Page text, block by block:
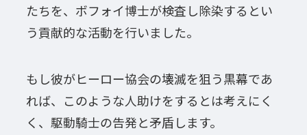
たちを、ボフォイ博士が検査し除染するとい
う貢献的な活動を行いました。
もし彼がヒーロー協会の壊滅を狙う黒幕であ
れば、このような人助けをするとは考えにく
く、駆動騎士の告発と矛盾します。